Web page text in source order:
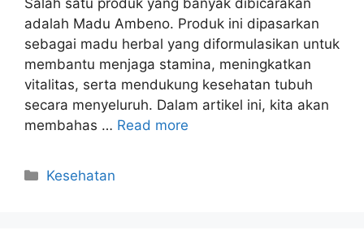
Salah satu produk yang banyak dibicarakan
adalah Madu Ambeno. Produk ini dipasarkan
sebagai madu herbal yang diformulasikan untuk
membantu menjaga stamina, meningkatkan
vitalitas, serta mendukung kesehatan tubuh
secara menyeluruh. Dalam artikel ini, kita akan
membahas … Read more
Kategori
Kesehatan